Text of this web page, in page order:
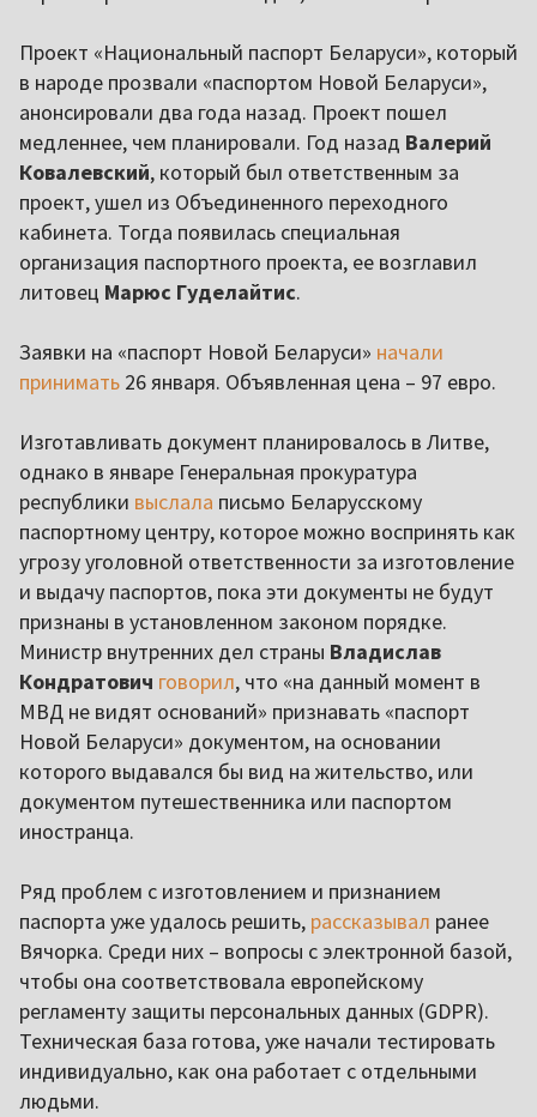
Проект «Национальный паспорт Беларуси», который
в народе прозвали «паспортом Новой Беларуси»,
анонсировали два года назад. Проект пошел
медленнее, чем планировали. Год назад Валерий
Ковалевский, который был ответственным за
проект, ушел из Объединенного переходного
кабинета. Тогда появилась специальная
организация паспортного проекта, ее возглавил
литовец Марюс Гуделайтис.
Заявки на «паспорт Новой Беларуси» начали
принимать 26 января. Объявленная цена – 97 евро.
Изготавливать документ планировалось в Литве,
однако в январе Генеральная прокуратура
республики выслала письмо Беларусскому
паспортному центру, которое можно воспринять как
угрозу уголовной ответственности за изготовление
и выдачу паспортов, пока эти документы не будут
признаны в установленном законом порядке.
Министр внутренних дел страны Владислав
Кондратович говорил, что «на данный момент в
МВД не видят оснований» признавать «паспорт
Новой Беларуси» документом, на основании
которого выдавался бы вид на жительство, или
документом путешественника или паспортом
иностранца.
Ряд проблем с изготовлением и признанием
паспорта уже удалось решить, рассказывал ранее
Вячорка. Среди них – вопросы с электронной базой,
чтобы она соответствовала европейскому
регламенту защиты персональных данных (GDPR).
Техническая база готова, уже начали тестировать
индивидуально, как она работает с отдельными
людьми.